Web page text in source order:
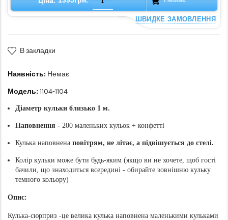
ШВИДКЕ ЗАМОВЛЕННЯ
В закладки
Наявність: Немає
Модель: 1104-1104
Діаметр кульки близько 1 м.
Наповнення - 200 маленьких кульок + конфетті
Кулька наповнена повітрям, не літає, а підвішується до стелі.
Колір кульки може бути будь-яким (якщо ви не хочете, щоб гості
бачили, що знаходиться всередині - обирайте зовнішню кульку
темного кольору)
Опис:
Кулька-сюрприз -це велика кулька наповнена маленькими кульками